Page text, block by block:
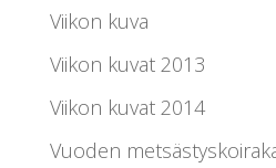
Viikon kuva
Viikon kuvat 2013
Viikon kuvat 2014
Vuoden